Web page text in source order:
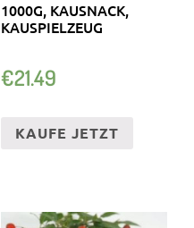
1000G, KAUSNACK,
KAUSPIELZEUG
€21.49
KAUFE JETZT